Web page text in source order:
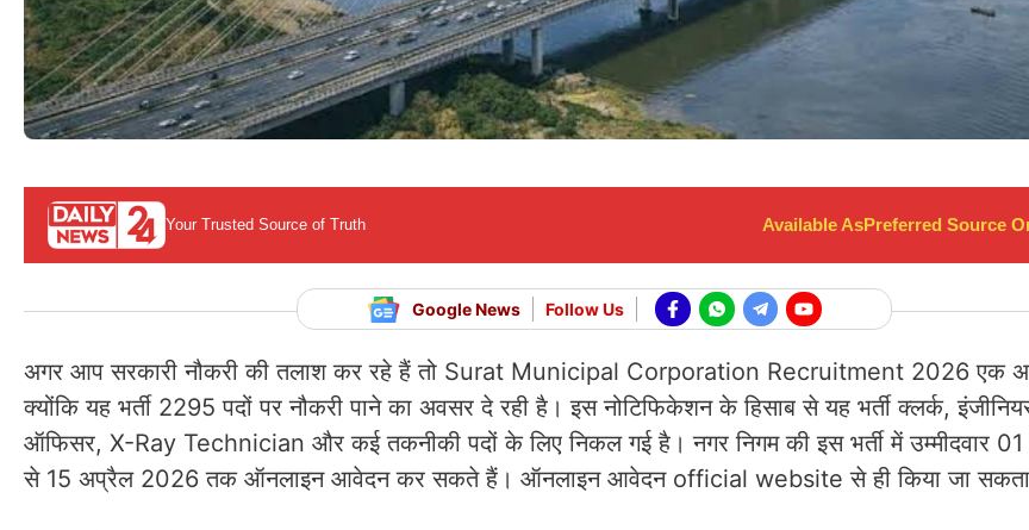
Your Trusted Source of Truth Available AsPreferred Source
Google News Follow Us
अगर आप सरकारी नौकरी की तलाश कर रहे हैं तो Surat Municipal Corporation Recruitment 2026 एक
क्योंकि यह भर्ती 2295 पदों पर नौकरी पाने का अवसर दे रही है। इस नोटिफिकेशन के हिसाब से यह भर्ती क्लर्क,
ऑफिसर, X-Ray Technician और कई तकनीकी पदों के लिए निकल गई है। नगर निगम की इस भर्ती में उम्मीदवार
से 15 अप्रैल 2026 तक ऑनलाइन आवेदन कर सकते हैं। ऑनलाइन आवेदन official website से ही किया जा